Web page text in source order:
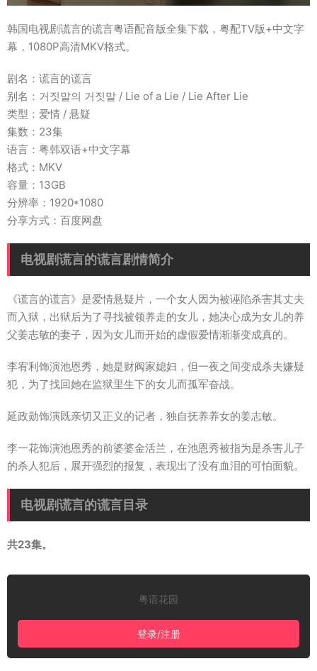
韩国电视剧谎言的谎言粤语配音版全集下载，粤配TV版+中文字
幕，1080P高清MKV格式。
剧名：谎言的谎言
别名：거짓말의 거짓말 / Lie of a Lie / Lie After Lie
类型：爱情 / 悬疑
集数：23集
语言：粤韩双语+中文字幕
格式：MKV
容量：13GB
分辨率：1920*1080
分享方式：百度网盘
电视剧谎言的谎言剧情简介
《谎言的谎言》是爱情悬疑片，一个女人因为被诬陷杀害其丈夫
而入狱，出狱后为了寻找被领养走的女儿，她决心成为女儿的养
父姜志敏的妻子，因为女儿而开始的虚假爱情渐渐变成真的。
李宥利饰演池恩秀，她是财阀家媳妇，但一夜之间变成杀夫嫌疑
犯，为了找回她在监狱里生下的女儿而孤军奋战。
延政勋饰演既亲切又正义的记者，独自抚养养女的姜志敏。
李一花饰演池恩秀的前婆婆金活兰，在池恩秀被指为是杀害儿子
的杀人犯后，展开强烈的报复，表现出了没有血泪的可怕面貌。
电视剧谎言的谎言目录
共23集。
粤语花园
登录/注册